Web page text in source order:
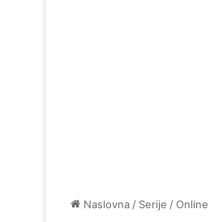
Naslovna / Serije /